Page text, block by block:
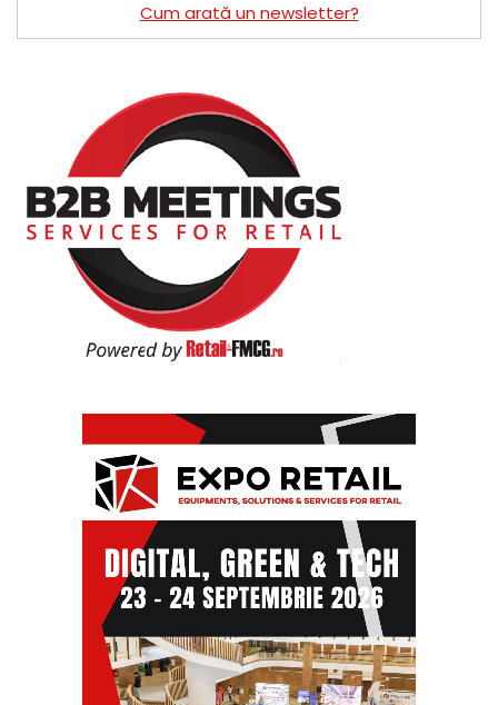
Cum arată un newsletter?